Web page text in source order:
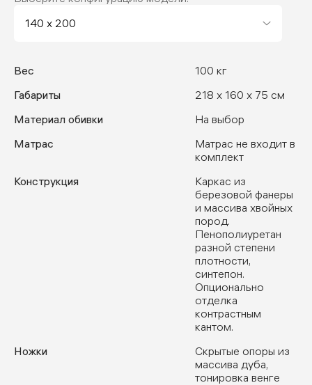
Вес
100 кг
Габариты
218 x 160 x 75 см
Материал обивки
На выбор
Матрас
Матрас не входит в
комплект
Конструкция
Каркас из
березовой фанеры
и массива хвойных
пород.
Пенополиуретан
разной степени
плотности,
синтепон.
Опционально
отделка
контрастным
кантом.
Ножки
Скрытые опоры из
массива дуба,
тонировка венге